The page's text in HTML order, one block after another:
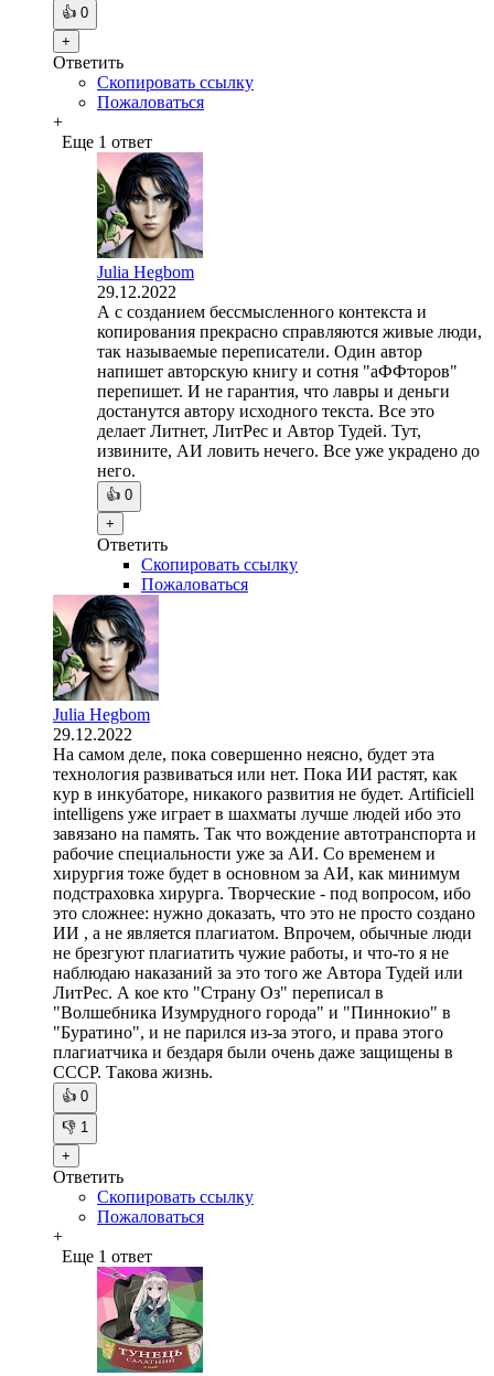
👍 0
+
Ответить
Скопировать ссылку
Пожаловаться
+
Еще 1 ответ
Julia Hegbom
29.12.2022
А с созданием бессмысленного контекста и
копирования прекрасно справляются живые люди,
так называемые переписатели. Один автор
напишет авторскую книгу и сотня "аФФторов"
перепишет. И не гарантия, что лавры и деньги
достанутся автору исходного текста. Все это
делает Литнет, ЛитРес и Автор Тудей. Тут,
извините, АИ ловить нечего. Все уже украдено до
него.
👍 0
+
Ответить
Скопировать ссылку
Пожаловаться
Julia Hegbom
29.12.2022
На самом деле, пока совершенно неясно, будет эта
технология развиваться или нет. Пока ИИ растят, как
кур в инкубаторе, никакого развития не будет. Artificiell
intelligens уже играет в шахматы лучше людей ибо это
завязано на память. Так что вождение автотранспорта и
рабочие специальности уже за АИ. Со временем и
хирургия тоже будет в основном за АИ, как минимум
подстраховка хирурга. Творческие - под вопросом, ибо
это сложнее: нужно доказать, что это не просто создано
ИИ , а не является плагиатом. Впрочем, обычные люди
не брезгуют плагиатить чужие работы, и что-то я не
наблюдаю наказаний за это того же Автора Тудей или
ЛитРес. А кое кто "Страну Оз" переписал в
"Волшебника Изумрудного города" и "Пиннокио" в
"Буратино", и не парился из-за этого, и права этого
плагиатчика и бездаря были очень даже защищены в
СССР. Такова жизнь.
👍 0
👎 1
+
Ответить
Скопировать ссылку
Пожаловаться
+
Еще 1 ответ